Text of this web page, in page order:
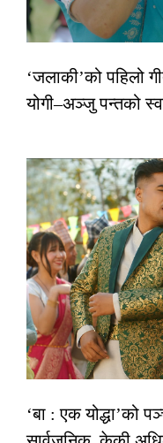
‘जलाकी’को पहिलो
योगी–अञ्जु पन्तको
‘बा : एक योद्धा’को